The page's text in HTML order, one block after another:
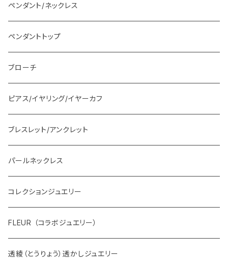
ペンダント/ネックレス
ペンダントトップ
ブローチ
ピアス/イヤリング/イヤーカフ
ブレスレット/アンクレット
パールネックレス
コレクションジュエリー
FLEUR （コラボジュエリー）
透綾（とうりょう）透かしジュエリー